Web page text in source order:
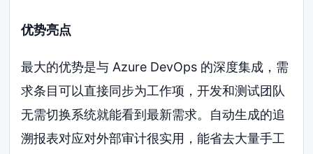
优势亮点
最大的优势是与 Azure DevOps 的深度集成，需
求条目可以直接同步为工作项，开发和测试团队
无需切换系统就能看到最新需求。自动生成的追
溯报表对应对外部审计很实用，能省去大量手工